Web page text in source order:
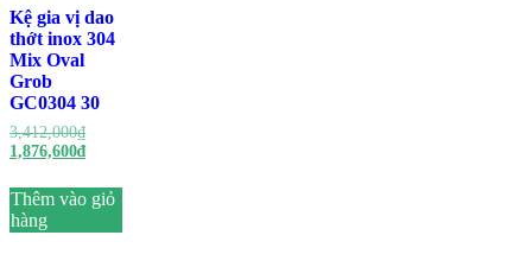
Kệ gia vị dao
thớt inox 304
Mix Oval
Grob
GC0304 30
3,412,000₫
1,876,600₫
Thêm vào giỏ
hàng